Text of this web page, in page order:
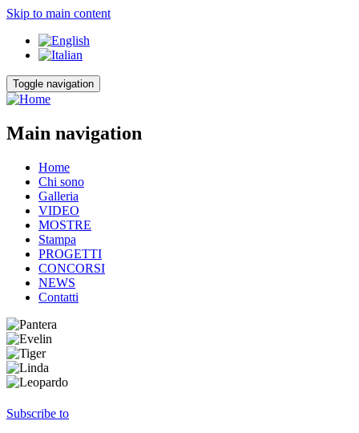
Skip to main content
Toggle navigation
Main navigation
Home
Chi sono
Galleria
VIDEO
MOSTRE
Stampa
PROGETTI
CONCORSI
NEWS
Contatti
Subscribe to